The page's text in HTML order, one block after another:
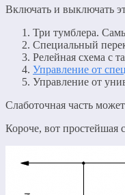
Включать и выключать
Три тумблера.
Специальный
Релейная схема с
Управление от
Управление от
Слаботочная часть
Короче, вот простейшая